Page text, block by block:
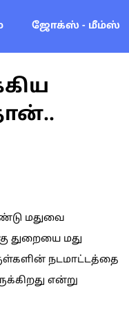
ஜோக்ஸ் - மீம்ஸ்
மதுவை
துறையை மது
நடமாட்டத்தை
என்று